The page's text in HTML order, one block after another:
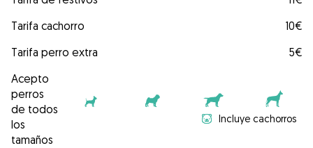
Tarifa cachorro
10€
Tarifa perro extra
5€
Acepto
perros
de todos
los
tamaños
Incluye cachorros